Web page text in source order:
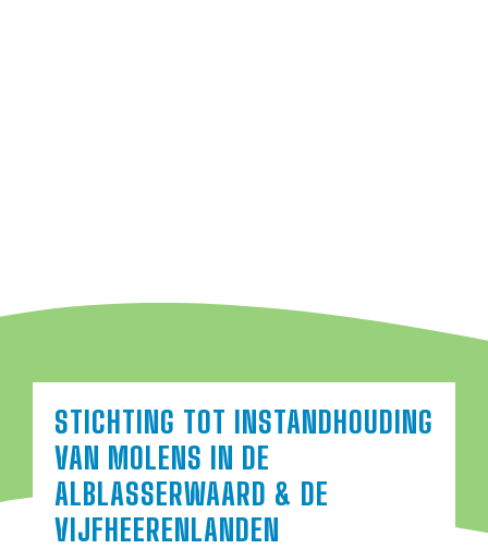
STICHTING TOT INSTANDHOUDING
VAN MOLENS IN DE
ALBLASSERWAARD & DE
VIJFHEERENLANDEN